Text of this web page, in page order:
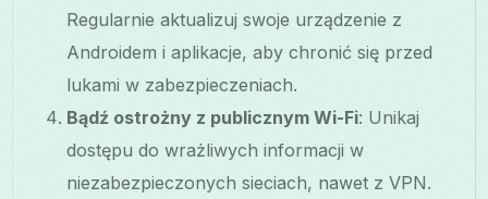
Regularnie aktualizuj swoje urządzenie z
Androidem i aplikacje, aby chronić się przed
lukami w zabezpieczeniach.
Bądź ostrożny z publicznym Wi-Fi: Unikaj
dostępu do wrażliwych informacji w
niezabezpieczonych sieciach, nawet z VPN.